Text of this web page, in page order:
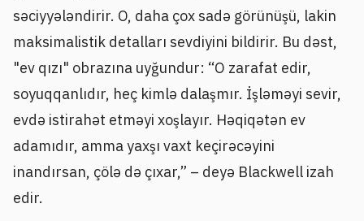
səciyyələndirir. O, daha çox sadə görünüşü, lakin
maksimalistik detalları sevdiyini bildirir. Bu dəst,
"ev qızı" obrazına uyğundur: “O zarafat edir,
soyuqqanlıdır, heç kimlə dalaşmır. İşləməyi sevir,
evdə istirahət etməyi xoşlayır. Həqiqətən ev
adamıdır, amma yaxşı vaxt keçirəcəyini
inandırsan, çölə də çıxar,” – deyə Blackwell izah
edir.